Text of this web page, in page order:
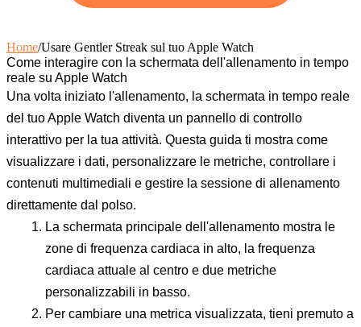
Home/Usare Gentler Streak sul tuo Apple Watch
Come interagire con la schermata dell'allenamento in tempo
reale su Apple Watch
Una volta iniziato l'allenamento, la schermata in tempo reale
del tuo Apple Watch diventa un pannello di controllo
interattivo per la tua attività. Questa guida ti mostra come
visualizzare i dati, personalizzare le metriche, controllare i
contenuti multimediali e gestire la sessione di allenamento
direttamente dal polso.
La schermata principale dell'allenamento mostra le
zone di frequenza cardiaca in alto, la frequenza
cardiaca attuale al centro e due metriche
personalizzabili in basso.
Per cambiare una metrica visualizzata, tieni premuto a